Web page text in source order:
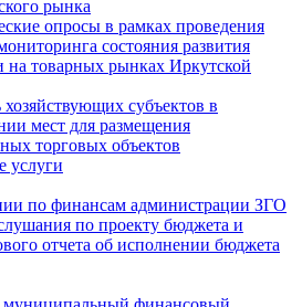
рынка
опросы в рамках проведения
состояния развития
на товарных рынках Иркутской
субъектов в
мест для размещения
торговых объектов
услуги
по финансам администрации ЗГО
по проекту бюджета и
отчета об исполнении бюджета